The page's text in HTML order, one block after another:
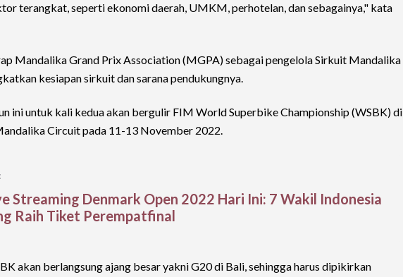
terangkat, seperti ekonomi daerah, UMKM, perhotelan, dan sebagainya," kata
Mandalika Grand Prix Association (MGPA) sebagai pengelola Sirkuit Mandalika
kesiapan sirkuit dan sarana pendukungnya.
ini untuk kali kedua akan bergulir FIM World Superbike Championship (WSBK) di
Circuit pada 11-13 November 2022.
Streaming Denmark Open 2022 Hari Ini: 7 Wakil Indonesia
Raih Tiket Perempatfinal
akan berlangsung ajang besar yakni G20 di Bali, sehingga harus dipikirkan